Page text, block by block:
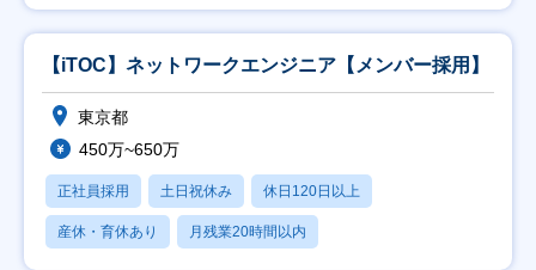
【iTOC】ネットワークエンジニア【メンバー採用】
東京都
450万~650万
正社員採用 土日祝休み 休日120日以上
産休・育休あり 月残業20時間以内